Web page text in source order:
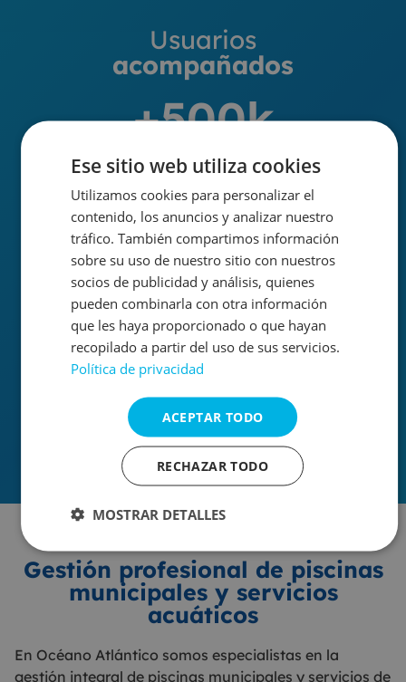
Piscinas municipales
gestionadas cada año
+70
Usuarios
acompañados
+500k
Años de experiencia
en servicios acuáticos
+20
Gestión profesional de piscinas
municipales y servicios
acuáticos
En Océano Atlántico somos especialistas en la
gestión integral de piscinas municipales y servicios de
Ese sitio web utiliza cookies
Utilizamos cookies para personalizar el
contenido, los anuncios y analizar nuestro
tráfico. También compartimos información
sobre su uso de nuestro sitio con nuestros
socios de publicidad y análisis, quienes
pueden combinarla con otra información
que les haya proporcionado o que hayan
recopilado a partir del uso de sus servicios.
Política de privacidad
ACEPTAR TODO
RECHAZAR TODO
MOSTRAR DETALLES